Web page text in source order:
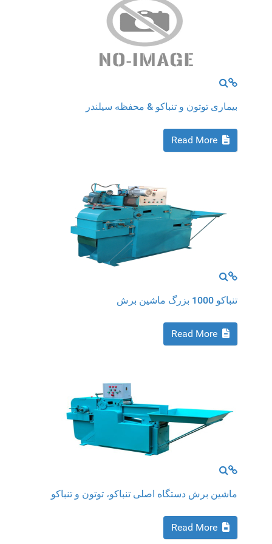
MOD_JTCS_VIEW_ARTICLE_LINK
MOD_JTCS_VIEW_FULL_IMAGE
بیماری توتون و تنباکو & محفظه سیلندر
MOD_JTCS_VIEW_ARTICLE_LINK
MOD_JTCS_VIEW_FULL_IMAGE
تنباکو 1000 بزرگ ماشین برش
MOD_JTCS_VIEW_ARTICLE_LINK
MOD_JTCS_VIEW_FULL_IMAGE
ماشین برش دستگاه اصلی تنباکو، توتون و تنباکو